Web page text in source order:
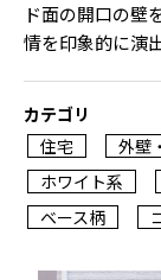
ド面の開口の壁
情を印象的に演
カテゴリ
住宅
外壁
ホワイト系
ベース柄